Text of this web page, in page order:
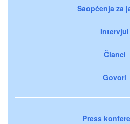
Saopćenja za
Intervjui
Članci
Govori
Press